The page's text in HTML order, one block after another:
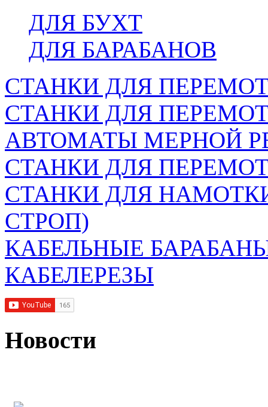
ДЛЯ БУХТ
ДЛЯ БАРАБАНОВ
СТАНКИ ДЛЯ
СТАНКИ ДЛЯ
АВТОМАТЫ МЕРНОЙ
СТАНКИ ДЛЯ
СТАНКИ ДЛЯ
СТРОП)
КАБЕЛЬНЫЕ
КАБЕЛЕРЕЗЫ
Новости